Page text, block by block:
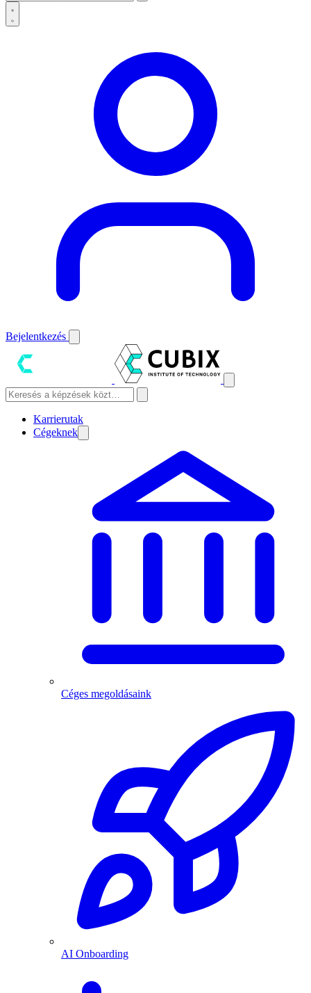
Bejelentkezés
Karrierutak
Cégeknek
Céges megoldásaink
AI Onboarding